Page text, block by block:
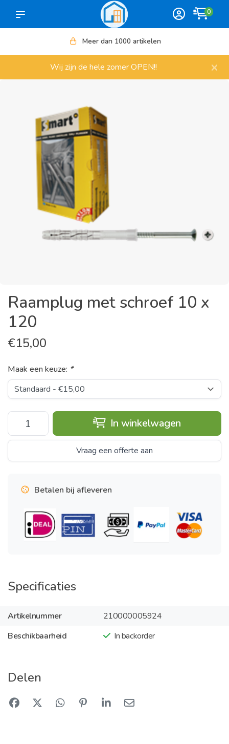
0
Meer dan 1000 artikelen
Wij zijn de hele zomer OPEN!! ×
Raamplug met schroef 10 x
120
€15,00
Maak een keuze: *
In winkelwagen
Vraag een offerte aan
Betalen bij afleveren
Specificaties
Artikelnummer
210000005924
Beschikbaarheid
In backorder
Delen